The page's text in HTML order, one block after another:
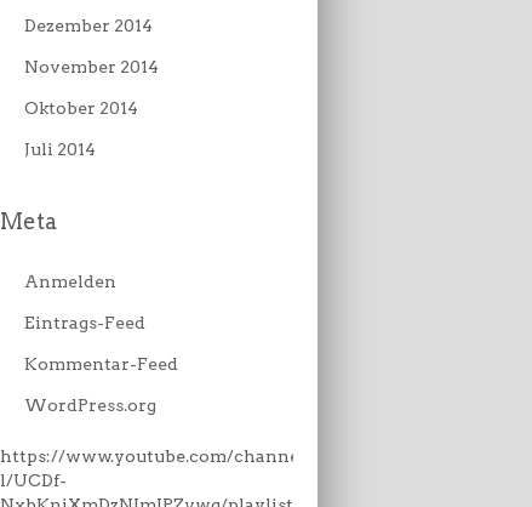
Dezember 2014
November 2014
Oktober 2014
Juli 2014
Meta
Anmelden
Eintrags-Feed
Kommentar-Feed
WordPress.org
https://www.youtube.com/channe
l/UCDf-